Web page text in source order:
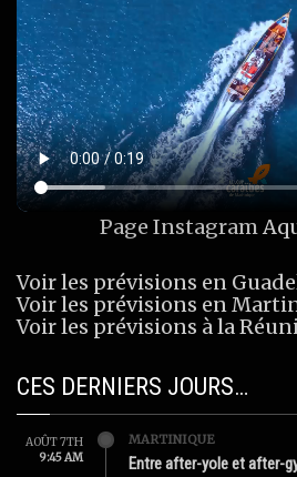
Page Instagram
Voir les prévisions en
Voir les prévisions en
Voir les prévisions à la
CES DERNIERS JOURS…
AOÛT 7TH
9:45 AM
MARTINIQUE
Entre after-yole et after-